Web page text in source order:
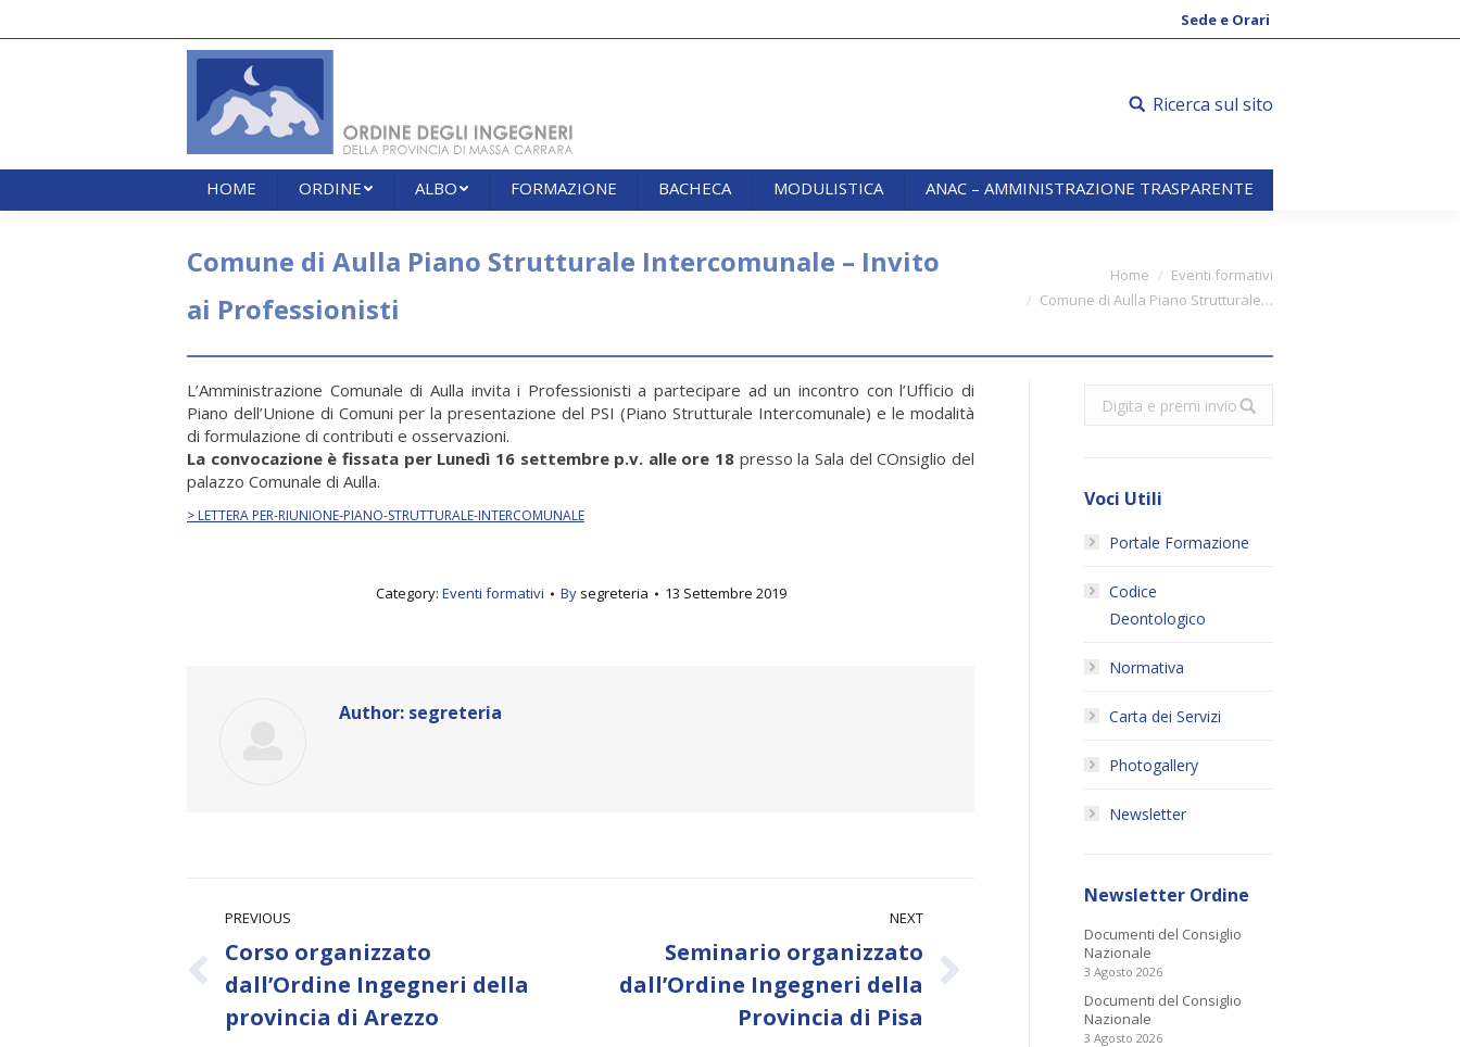
Sede e Orari
Ricerca sul sito
HOME ORDINE ALBO FORMAZIONE BACHECA MODULISTICA ANAC – AMMINISTRAZIONE TRASPARENTE
Comune di Aulla Piano Strutturale Intercomunale – Invito
ai Professionisti
Home
Eventi formativi
Comune di Aulla Piano Strutturale…
L’Amministrazione Comunale di Aulla invita i Professionisti a partecipare ad un incontro con l’Ufficio di
Piano dell’Unione di Comuni per la presentazione del PSI (Piano Strutturale Intercomunale) e le modalità
di formulazione di contributi e osservazioni.
La convocazione è fissata per Lunedì 16 settembre p.v. alle ore 18 presso la Sala del COnsiglio del
palazzo Comunale di Aulla.
> LETTERA PER-RIUNIONE-PIANO-STRUTTURALE-INTERCOMUNALE
Category: Eventi formativi By segreteria 13 Settembre 2019
Author: segreteria
navigation
PREVIOUS
Previous
Corso organizzato
dall’Ordine Ingegneri della
provincia di Arezzo
NEXT
Next
Seminario organizzato
dall’Ordine Ingegneri della
Provincia di Pisa
Search:
Voci Utili
Portale Formazione
Codice
Deontologico
Normativa
Carta dei Servizi
Photogallery
Newsletter
Newsletter Ordine
Documenti del Consiglio
Nazionale
3 Agosto 2026
Documenti del Consiglio
Nazionale
3 Agosto 2026
ANAC – AMMINISTRAZIONE TRASPARENTE